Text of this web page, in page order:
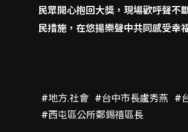
民眾開心抱回大獎，現場歡呼聲不
民措施，在悠揚樂聲中共同感受幸
#地方.社會 #台中市長盧秀燕 #
#西屯區公所鄭錫禧區長